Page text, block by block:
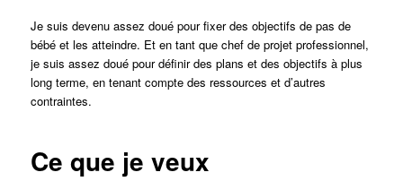
Je suis devenu assez doué pour fixer des objectifs de pas de
bébé et les atteindre. Et en tant que chef de projet professionnel,
je suis assez doué pour définir des plans et des objectifs à plus
long terme, en tenant compte des ressources et d’autres
contraintes.
Ce que je veux